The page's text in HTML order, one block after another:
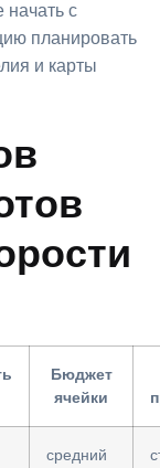
начать с
планировать
и карты
Бюджет
ячейки
средний